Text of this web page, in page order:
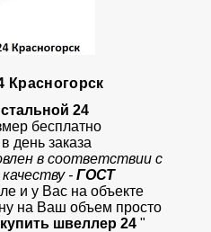
Красногорск
24
бесплатно
день заказа
в соответствии с
- ГОСТ
и у Вас на объекте
на Ваш объем просто
купить швеллер 24 "